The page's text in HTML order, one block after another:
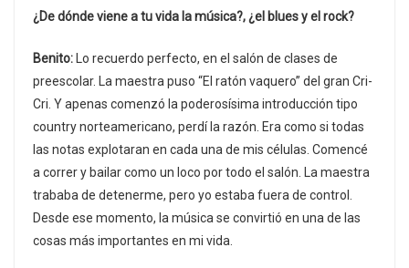
¿De dónde viene a tu vida la música?, ¿el blues y el rock?
Benito:
Lo recuerdo perfecto, en el salón de clases de
preescolar. La maestra puso “El ratón vaquero” del gran Cri-
Cri. Y apenas comenzó la poderosísima introducción tipo
country norteamericano, perdí la razón. Era como si todas
las notas explotaran en cada una de mis células. Comencé
a correr y bailar como un loco por todo el salón. La maestra
trababa de detenerme, pero yo estaba fuera de control.
Desde ese momento, la música se convirtió en una de las
cosas más importantes en mi vida.